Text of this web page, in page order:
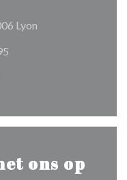
Lyon((opent in een
((opent in een nieuw
((opent in een
ons op